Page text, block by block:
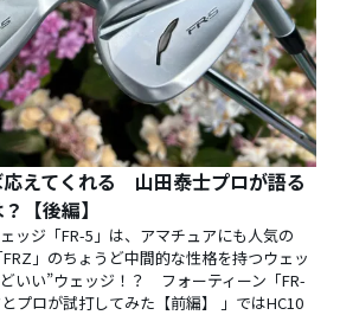
えてくれる 山田泰士プロが語る
【後編】
ッジ「FR-5」は、アマチュアにも人気の
FRZ」のちょうど中間的な性格を持つウェッ
いい”ウェッジ！？ フォーティーン「FR-
プロが試打してみた【前編】 」ではHC10